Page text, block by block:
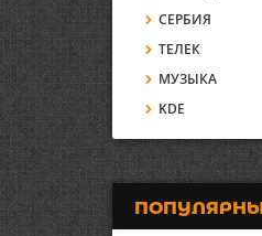
СЕРБИЯ
ТЕЛЕК
МУЗЫКА
KDE